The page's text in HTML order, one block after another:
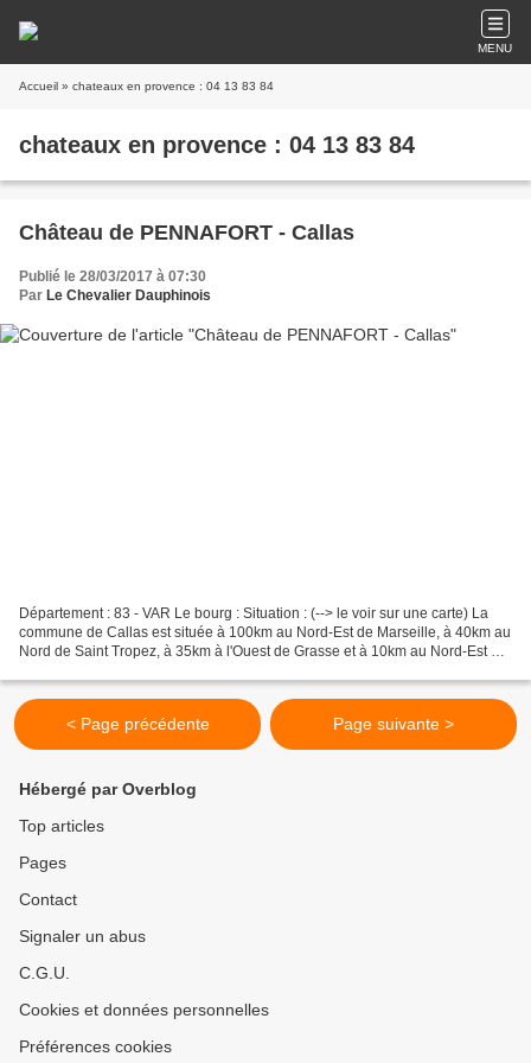
MENU
Accueil » chateaux en provence : 04 13 83 84
chateaux en provence : 04 13 83 84
Château de PENNAFORT - Callas
Publié le 28/03/2017 à 07:30
Par Le Chevalier Dauphinois
Département : 83 - VAR Le bourg : Situation : (--> le voir sur une carte) La
commune de Callas est située à 100km au Nord-Est de Marseille, à 40km au
Nord de Saint Tropez, à 35km à l'Ouest de Grasse et à 10km au Nord-Est de
< Page précédente Page suivante >
Hébergé par Overblog
Top articles
Pages
Contact
Signaler un abus
C.G.U.
Cookies et données personnelles
Préférences cookies